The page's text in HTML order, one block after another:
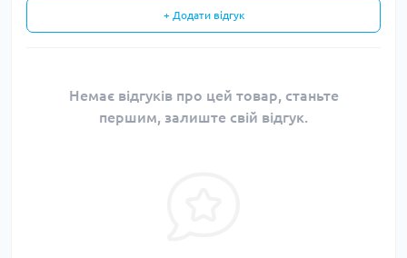
+ Додати відгук
Немає відгуків про цей товар, станьте
першим, залиште свій відгук.